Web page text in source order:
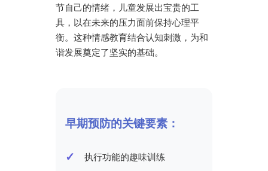
节自己的情绪，儿童发展出宝贵的工
具，以在未来的压力面前保持心理平
衡。这种情感教育结合认知刺激，为和
谐发展奠定了坚实的基础。
早期预防的关键要素：
执行功能的趣味训练